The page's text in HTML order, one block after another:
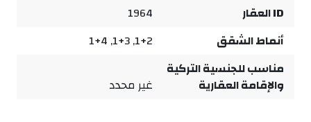
ID العقار
1964
أنماط الشقق
1+2, 1+3, 1+4
مناسب للجنسية التركية
والإقامة العقارية
غير محدد